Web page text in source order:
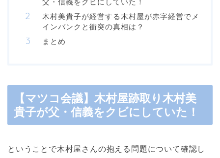
木村美貴子が経営する木村屋が赤字経営でメ
インバンクと衝突の真相は？
まとめ
【マツコ会議】木村屋跡取り木村美
貴子が父・信義をクビにしていた！
ということで木村屋さんの抱える問題について確認し